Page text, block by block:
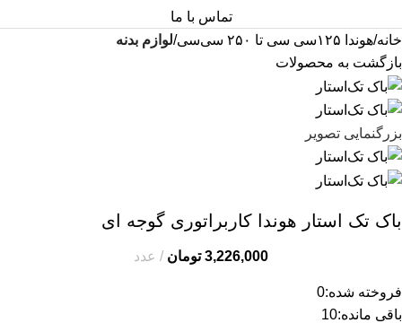
تماس با ما
خانه هوندا ۱۲۵سی سی تا ۲۵۰ سی‌سی
لوازم بدنه
بازگشت به محصولات
بزرگنمایی تصویر
باک تک‌ استار هوندا کاربراتوری گوجه ای
3,226,000 تومان عدد
فروخته شده:0
باقی مانده:10